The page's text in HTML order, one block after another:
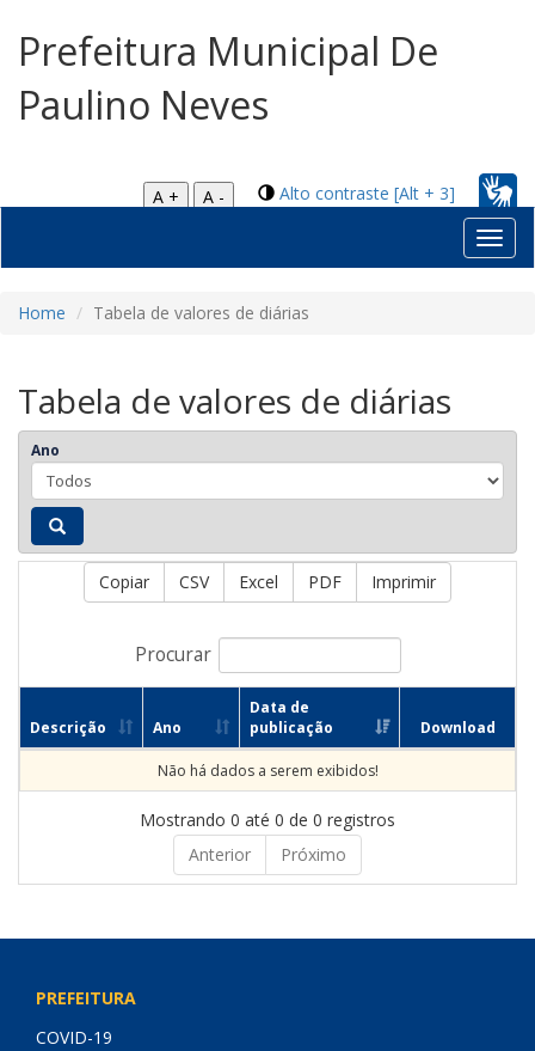
Prefeitura Municipal De
Paulino Neves
Alto contraste [Alt + 3]
A +
A -
Home Tabela de valores de diárias
Tabela de valores de diárias
Ano
Copiar CSV Excel PDF Imprimir
Procurar
Descrição Ano
Data de
publicação
Download
Não há dados a serem exibidos!
Mostrando 0 até 0 de 0 registros
Anterior
Próximo
PREFEITURA
COVID-19